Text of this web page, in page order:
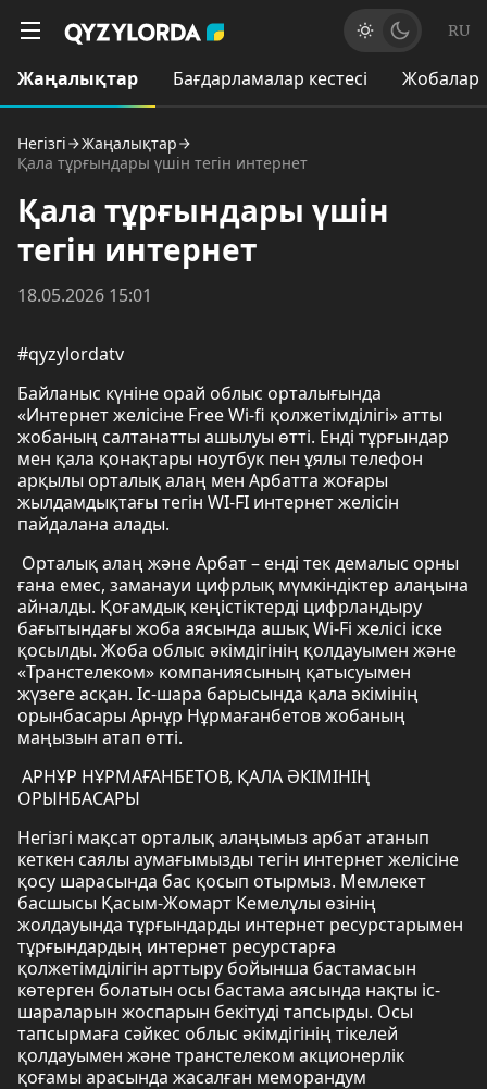
RU
Жаңалықтар Бағдарламалар кестесі Жобалар
Негізгі
Жаңалықтар
Қала тұрғындары үшін тегін интернет
Қала тұрғындары үшін
тегін интернет
18.05.2026 15:01
#qyzylordatv
Байланыс күніне орай облыс орталығында
«Интернет желісіне Free Wi-fi қолжетімділігі» атты
жобаның салтанатты ашылуы өтті. Енді тұрғындар
мен қала қонақтары ноутбук пен ұялы телефон
арқылы орталық алаң мен Арбатта жоғары
жылдамдықтағы тегін WI-FI интернет желісін
пайдалана алады.
Орталық алаң және Арбат – енді тек демалыс орны
ғана емес, заманауи цифрлық мүмкіндіктер алаңына
айналды. Қоғамдық кеңістіктерді цифрландыру
бағытындағы жоба аясында ашық Wi-Fi желісі іске
қосылды. Жоба облыс әкімдігінің қолдауымен және
«Транстелеком» компаниясының қатысуымен
жүзеге асқан. Іс-шара барысында қала әкімінің
орынбасары Арнұр Нұрмағанбетов жобаның
маңызын атап өтті.
АРНҰР НҰРМАҒАНБЕТОВ, ҚАЛА ӘКІМІНІҢ
ОРЫНБАСАРЫ
Негізгі мақсат орталық алаңымыз арбат атанып
кеткен саялы аумағымызды тегін интернет желісіне
қосу шарасында бас қосып отырмыз. Мемлекет
басшысы Қасым-Жомарт Кемелұлы өзінің
жолдауында тұрғындарды интернет ресурстарымен
тұрғындардың интернет ресурстарға
қолжетімділігін арттыру бойынша бастамасын
көтерген болатын осы бастама аясында нақты іс-
шараларын жоспарын бекітуді тапсырды. Осы
тапсырмаға сәйкес облыс әкімдігінің тікелей
қолдауымен және транстелеком акционерлік
қоғамы арасында жасалған меморандум